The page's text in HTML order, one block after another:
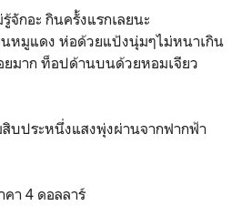
จักอะ กินครั้งแรกเลยนะ
หมูแดง ห่อด้วยแป้งนุ่มๆไม่หนาเกิน
มาก ท็อปด้านบนด้วยหอมเจียว
สิบประหนึ่งแสงพุ่งผ่านจากฟากฟ้า
คา 4 ดอลลาร์